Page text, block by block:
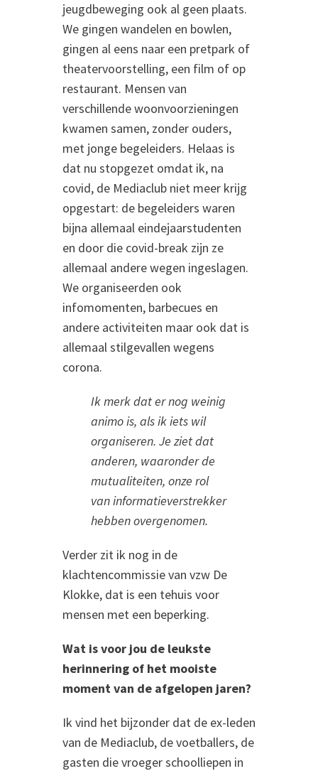
jeugdbeweging ook al geen plaats.
We gingen wandelen en bowlen,
gingen al eens naar een pretpark of
theatervoorstelling, een film of op
restaurant. Mensen van
verschillende woonvoorzieningen
kwamen samen, zonder ouders,
met jonge begeleiders. Helaas is
dat nu stopgezet omdat ik, na
covid, de Mediaclub niet meer krijg
opgestart: de begeleiders waren
bijna allemaal eindejaarstudenten
en door die covid-break zijn ze
allemaal andere wegen ingeslagen.
We organiseerden ook
infomomenten, barbecues en
andere activiteiten maar ook dat is
allemaal stilgevallen wegens
corona.
Ik merk dat er nog weinig
animo is, als ik iets wil
organiseren. Je ziet dat
anderen, waaronder de
mutualiteiten, onze rol
van informatieverstrekker
hebben overgenomen.
Verder zit ik nog in de
klachtencommissie van vzw De
Klokke, dat is een tehuis voor
mensen met een beperking.
Wat is voor jou de leukste
herinnering of het mooiste
moment van de afgelopen jaren?
Ik vind het bijzonder dat de ex-leden
van de Mediaclub, de voetballers, de
gasten die vroeger schoolliepen in